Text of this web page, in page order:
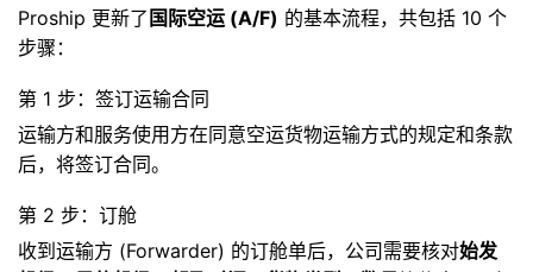
Proship 更新了 国际空运 (A/F) 的基本流程，共包括 10 个
步骤：
第 1 步：签订运输合同
运输方和服务使用方在同意空运货物运输方式的规定和条款
后，将签订合同。
第 2 步：订舱
收到运输方 (Forwarder) 的订舱单后，公司需要核对始发